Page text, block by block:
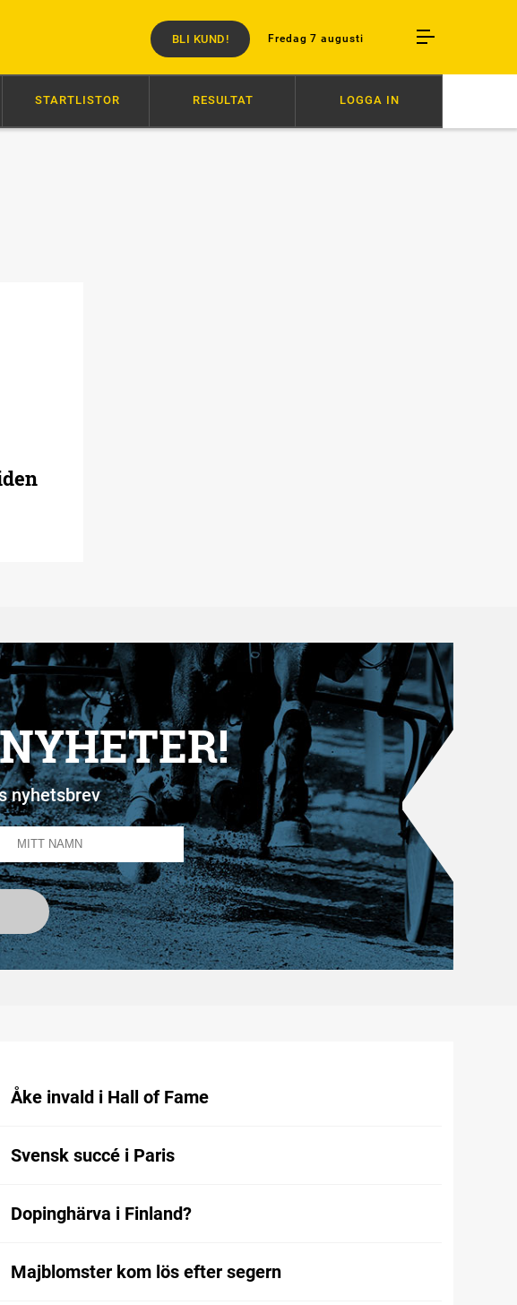
Fredag 7 augusti
BLI KUND!
I TRANSPORT ZERON OCH BARTLETT I OLYCKA 07:00
STARTLISTOR RESULTAT LOGGA IN
nyhetsbrev
Åke invald i Hall of Fame
Svensk succé i Paris
Dopinghärva i Finland?
Majblomster kom lös efter segern